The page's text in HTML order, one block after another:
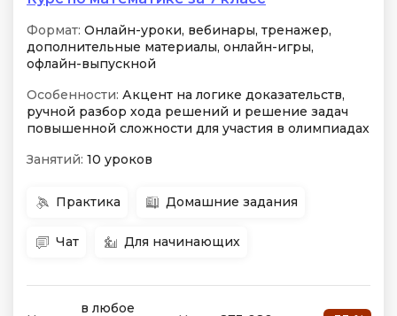
Формат: Онлайн-уроки, вебинары, тренажер,
дополнительные материалы, онлайн-игры,
офлайн-выпускной
Особенности: Акцент на логике доказательств,
ручной разбор хода решений и решение задач
повышенной сложности для участия в олимпиадах
Занятий: 10 уроков
Практика Домашние задания
Чат Для начинающих
в любое